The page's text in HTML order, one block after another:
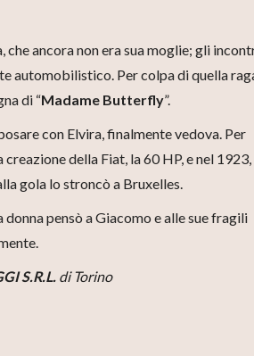
ancora non era sua moglie; gli
automobilistico. Per colpa di quella
di “Madame Butterfly”.
con Elvira, finalmente vedova. Per
della Fiat, la 60 HP, e nel
gola lo stroncò a Bruxelles.
donna pensò a Giacomo e alle sue fragili
S.R.L. di Torino